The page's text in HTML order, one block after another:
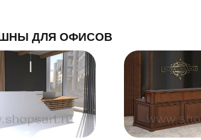
ДЛЯ ОФИСОВ